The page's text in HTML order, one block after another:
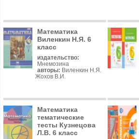
Математика
Виленкин Н.Я. 6
класс
издательство:
Мнемозина
авторы: Виленкин Н.Я.
Жохов В.И.
Математика
тематические
тесты Кузнецова
Л.В. 6 класс